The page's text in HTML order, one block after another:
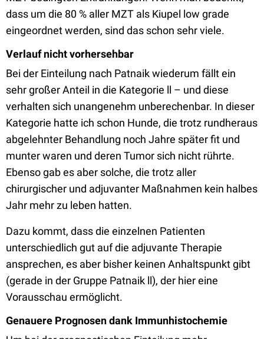
dass um die 80 % aller MZT als Kiupel low grade
eingeordnet werden, sind das schon sehr viele.
Verlauf nicht vorhersehbar
Bei der Einteilung nach Patnaik wiederum fällt ein
sehr großer Anteil in die Kategorie ll – und diese
verhalten sich unangenehm unberechenbar. In dieser
Kategorie hatte ich schon Hunde, die trotz rundheraus
abgelehnter Behandlung noch Jahre später fit und
munter waren und deren Tumor sich nicht rührte.
Ebenso gab es aber solche, die trotz aller
chirurgischer und adjuvanter Maßnahmen kein halbes
Jahr mehr zu leben hatten.
Dazu kommt, dass die einzelnen Patienten
unterschiedlich gut auf die adjuvante Therapie
ansprechen, es aber bisher keinen Anhaltspunkt gibt
(gerade in der Gruppe Patnaik ll), der hier eine
Vorausschau ermöglicht.
Genauere Prognosen dank Immunhistochemie